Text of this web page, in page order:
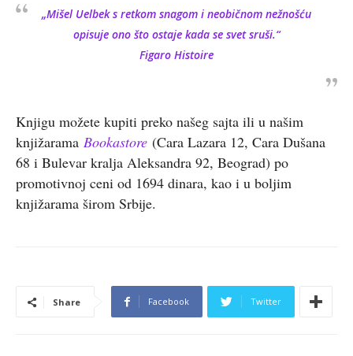
„Mišel Uelbek s retkom snagom i neobičnom nežnošću
opisuje ono što ostaje kada se svet sruši.“
Figaro Histoire
Knjigu možete kupiti preko našeg sajta ili u našim
knjižarama Bookastore (Cara Lazara 12, Cara Dušana
68 i Bulevar kralja Aleksandra 92, Beograd) po
promotivnoj ceni od 1694 dinara, kao i u boljim
knjižarama širom Srbije.
Share Facebook Twitter